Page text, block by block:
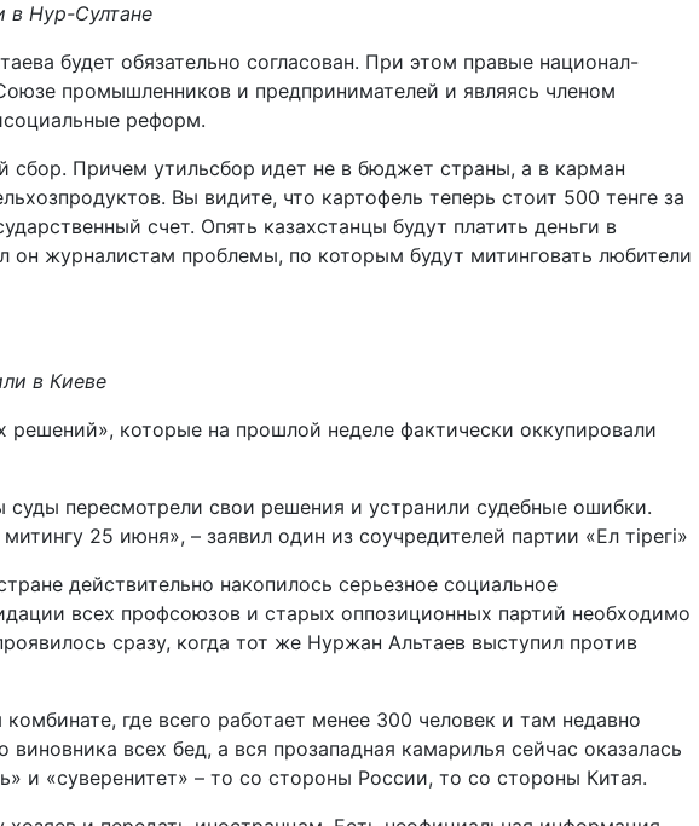
в Нур-Султане
будет обязательно согласован. При этом правые национал-
промышленников и предпринимателей и являясь членом
реформ.
Причем утильсбор идет не в бюджет страны, а в карман
Вы видите, что картофель теперь стоит 500 тенге за
счет. Опять казахстанцы будут платить деньги в
журналистам проблемы, по которым будут митинговать любители
в Киеве
которые на прошлой неделе фактически оккупировали
пересмотрели свои решения и устранили судебные ошибки.
25 июня», – заявил один из соучредителей партии «Ел тірегі»
действительно накопилось серьезное социальное
всех профсоюзов и старых оппозиционных партий необходимо
сразу, когда тот же Нуржан Альтаев выступил против
где всего работает менее 300 человек и там недавно
всех бед, а вся прозападная камарилья сейчас оказалась
и «суверенитет» – то со стороны России, то со стороны Китая.